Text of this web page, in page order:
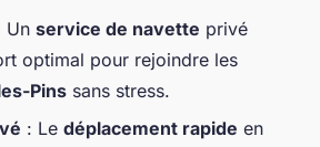
Un service de navette privé
optimal pour rejoindre les
Pins sans stress.
: Le déplacement rapide en